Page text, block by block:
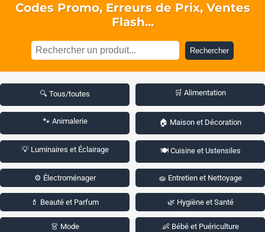
Codes Promo, Erreurs de Prix, Ventes
Flash...
Rechercher
🔍 Tous/toutes 🛒 Alimentation
🐾 Animalerie 🏠 Maison et Décoration
💡 Luminaires et Éclairage 🍽️ Cuisine et Ustensiles
⚙️ Électroménager 🧽 Entretien et Nettoyage
💄 Beauté et Parfum 🌿 Hygiène et Santé
👗 Mode 👶 Bébé et Puériculture